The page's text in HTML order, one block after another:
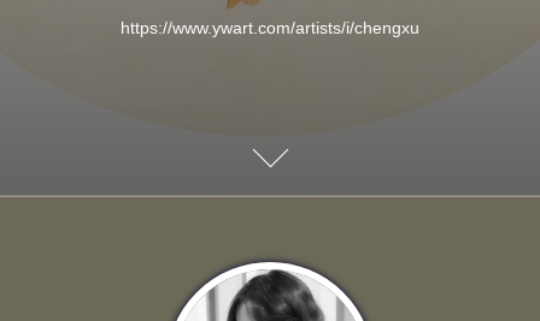
https://www.ywart.com/artists/i/chengxu